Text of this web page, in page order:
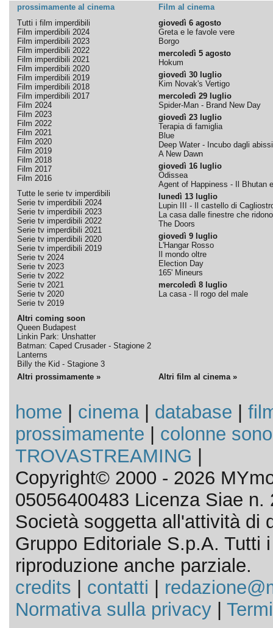
prossimamente al cinema
Film al cinema
Tutti i film imperdibili
Film imperdibili 2024
Film imperdibili 2023
Film imperdibili 2022
Film imperdibili 2021
Film imperdibili 2020
Film imperdibili 2019
Film imperdibili 2018
Film imperdibili 2017
Film 2024
Film 2023
Film 2022
Film 2021
Film 2020
Film 2019
Film 2018
Film 2017
Film 2016
Tutte le serie tv imperdibili
Serie tv imperdibili 2024
Serie tv imperdibili 2023
Serie tv imperdibili 2022
Serie tv imperdibili 2021
Serie tv imperdibili 2020
Serie tv imperdibili 2019
Serie tv 2024
Serie tv 2023
Serie tv 2022
Serie tv 2021
Serie tv 2020
Serie tv 2019
Altri coming soon
Queen Budapest
Linkin Park: Unshatter
Batman: Caped Crusader - Stagione 2
Lanterns
Billy the Kid - Stagione 3
giovedì 6 agosto
Greta e le favole vere
Borgo
mercoledì 5 agosto
Hokum
giovedì 30 luglio
Kim Novak's Vertigo
mercoledì 29 luglio
Spider-Man - Brand New Day
giovedì 23 luglio
Terapia di famiglia
Blue
Deep Water - Incubo dagli abissi
A New Dawn
giovedì 16 luglio
Odissea
Agent of Happiness - Il Bhutan
lunedì 13 luglio
Lupin III - Il castello di
La casa dalle finestre che ridono
The Doors
giovedì 9 luglio
L'Hangar Rosso
Il mondo oltre
Election Day
165' Mineurs
mercoledì 8 luglio
La casa - Il rogo del male
Altri prossimamente » Altri film al cinema »
home cinema| database
prossimamente
colonne
TROVASTREAMING
Copyright© 2000 - 2026
05056400483 Licenza Siae n.
Società soggetta all'attività di
Gruppo Editoriale S.p.A. Tutti
riproduzione anche parziale.
credits
contatti
Normativa sulla privacy|